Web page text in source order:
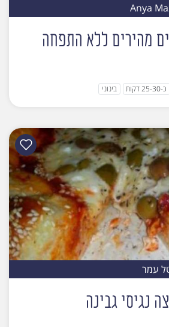
Anya
מהירים ללא התפחה
כ-25-30 דקות בינוני
עמר
נגיסי גבינה